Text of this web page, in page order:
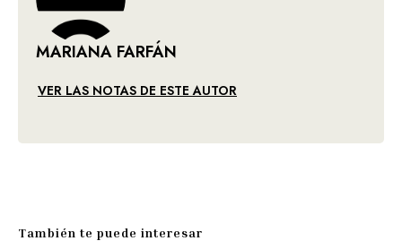
MARIANA FARFÁN
VER LAS NOTAS DE ESTE AUTOR
También te puede interesar